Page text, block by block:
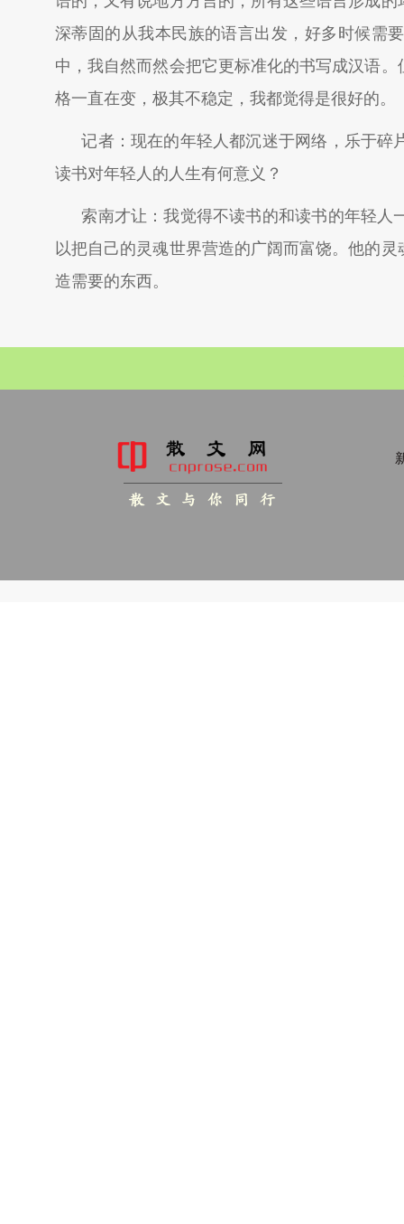
深蒂固的从我本民族的语言出发，好多时候
中，我自然而然会把它更标准化的书写成汉语
格一直在变，极其不稳定，我都觉得是很好的。
记者：现在的年轻人都沉迷于网络，乐于碎
读书对年轻人的人生有何意义？
索南才让：我觉得不读书的和读书的年轻
以把自己的灵魂世界营造的广阔而富饶。他的
造需要的东西。
散 文 与 你 同 行